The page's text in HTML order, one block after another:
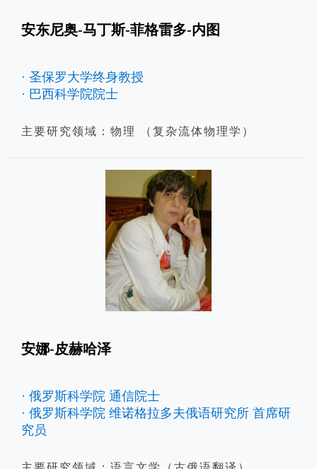
安东尼奥-马丁斯-菲格雷多-内图
· 圣保罗大学终身教授
· 巴西科学院院士
主要研究领域：物理 （复杂流体物理学）
安娜-皮赫哈泽
· 俄罗斯科学院 通信院士
· 俄罗斯科学院 维诺格拉多夫俄语研究所 首席研
究员